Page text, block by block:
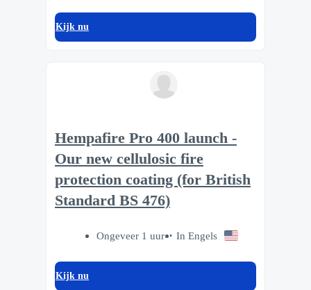
Kijk nu
Hempafire Pro 400 launch -
Our new cellulosic fire
protection coating (for British
Standard BS 476)
Ongeveer 1 uur In Engels
Kijk nu